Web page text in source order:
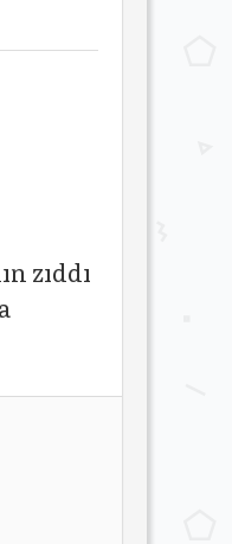
zıddı